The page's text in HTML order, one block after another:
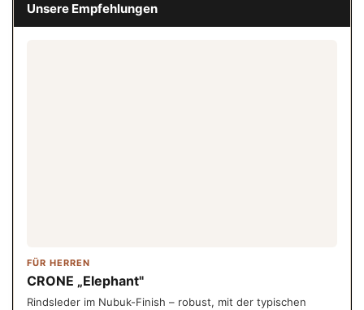
Unsere Empfehlungen
FÜR HERREN
CRONE „Elephant"
Rindsleder im Nubuk-Finish – robust, mit der typischen